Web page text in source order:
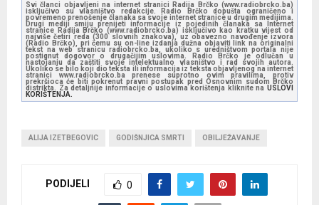
Svi članci objavljeni na internet stranici Radija Brčko (www.radiobrcko.ba)
isključivo su vlasništvo redakcije. Radio Brčko dopušta ograničeno i
povremeno prenošenje članaka sa svoje internet stranice u drugim medijima.
Drugi mediji smiju prenijeti informacije iz pojedinih članaka sa Internet
stranice Radija Brčko (www.radiobrcko.ba) isključivo kao kratku vijest od
najviše četiri reda (300 slovnih znakova), uz obavezno navođenje izvora
(Radio Brčko), pri čemu su on-line izdanja dužna objaviti link na originalni
tekst na web stranicu radiobrcko.ba, ukoliko s uredništvom portala nije
postignut dogovor o drugačijim uslovima. Radio Brčko je odlučan u
nastojanju da zaštiti svoje intelektualno vlasništvo i rad svojih autora.
Ukoliko se bilo koji dio teksta ili informacija iz teksta objavljenog na internet
stranici www.radiobrcko.ba prenese suprotno ovim pravilima, protiv
prekršioca će biti pokrenut pravni postupak pred Osnovnim sudom Brčko
distrikta. Za detaljnije informacije o uslovima korištenja kliknite na USLOVI
KORIŠTENJA.
ALIJA IZETBEGOVIC GODIŠNJICA SMRTI OBILJEŽAVANJE
PODIJELI 0